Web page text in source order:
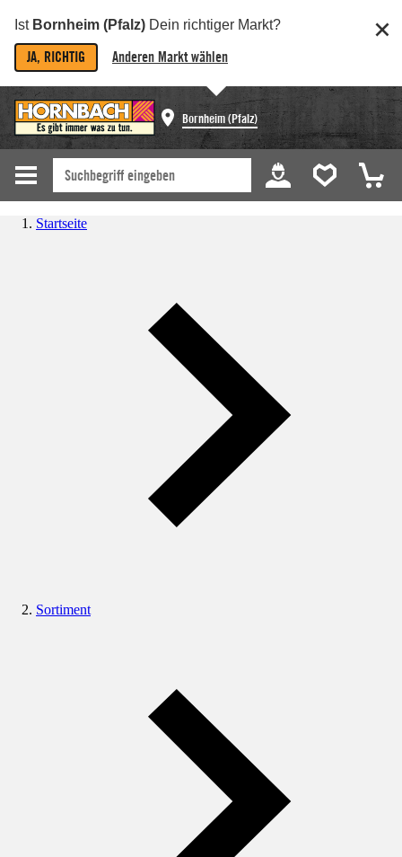
Ist Bornheim (Pfalz) Dein richtiger Markt?
JA, RICHTIG Anderen Markt wählen
Bornheim (Pfalz)
Startseite
Sortiment